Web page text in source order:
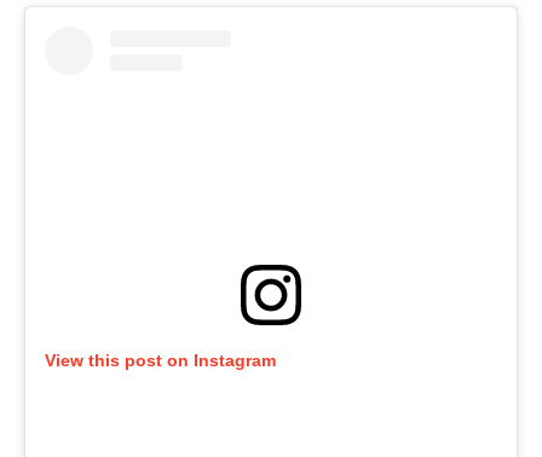
View this post on Instagram